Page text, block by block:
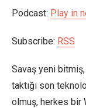
Podcast: Play in
Subscribe: RSS
Savaş yeni
taktığı son
olmuş, herkes bir